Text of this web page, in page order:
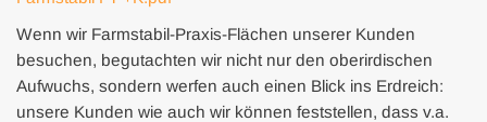
Wenn wir Farmstabil-Praxis-Flächen unserer Kunden
besuchen, begutachten wir nicht nur den oberirdischen
Aufwuchs, sondern werfen auch einen Blick ins Erdreich:
unsere Kunden wie auch wir können feststellen, dass v.a.